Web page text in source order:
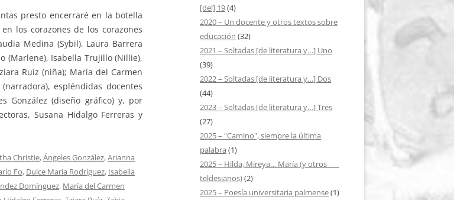
presto encerraré en la botella
los corazones de los corazones
Medina (Sybil), Laura Barrera
(Marlene), Isabella Trujillo (Nillie),
Ruíz (niña); María del Carmen
espléndidas docentes
González (diseño gráfico) y, por
Susana Hidalgo Ferreras y
Christie,Ángeles González,Arianna
Fo, Dulce María Rodríguez, Isabella
Domínguez, María del Carmen
[del] 19(4)
2020 – Un docente y otros textos sobre
educación (32)
2021 – Soltadas [de literatura y…] Uno
(39)
2022 – Soltadas [de literatura y…] Dos
(44)
2023 – Soltadas [de literatura y…] Tres
(27)
2025 – "Camino", siempre la última
palabra (1)
2025 – Hilda, Mireya… María (y otros ___
teldesianos)(2)
2025 – Poesía universitaria palmense(1)